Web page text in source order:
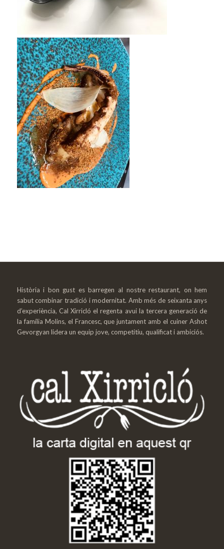
Història i bon gust es barregen al nostre restaurant, on hem
sabut combinar tradició i modernitat. Amb més de seixanta anys
d’experiència, Cal Xirricló el regenta avui la tercera generació de
la família Molins, el Francesc, que juntament amb el cuiner Ashot
Gevorgyan lidera un equip jove, competitiu, qualificat i ambiciós.